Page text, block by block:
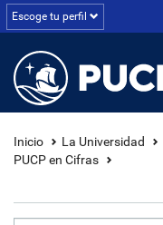
Escoge tu perfil
Inicio La Universidad
PUCP en Cifras